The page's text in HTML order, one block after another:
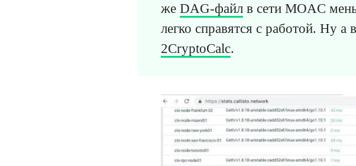
же DAG-файл в сети MOAC
легко справятся с работой. Ну
2CryptoCalc.